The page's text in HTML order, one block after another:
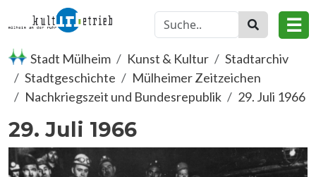
Direkt zum Inhalt
☰
Stadt Mülheim Kunst & Kultur
Stadtarchiv
Stadtgeschichte
Mülheimer Zeitzeichen
Nachkriegszeit und Bundesrepublik
29. Juli 1966
29. Juli 1966